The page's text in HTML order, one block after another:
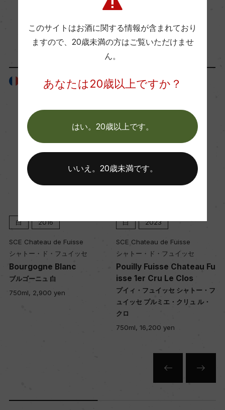
醗酵：オーク樽 主醗酵後、オーク樽にてマロラク
熟成：オーク樽熟成 9カ月(仏産、228L、新樽比率
80%)
年間生産量
15000
栽培面積
平均収量
40hl/ha
「生産者」が同じ商品
フランス
白 2016
SCE Chateau de Fuisse
シャトー・ド・フュイッセ
Bourgogne Blanc
ブルゴーニュ 白
750ml, 2,900 yen
フランス
白 2023
SCE Chateau de Fuisse
シャトー・ド・フュイッセ
Pouilly Fuisse Chateau Fu
isse 1er Cru Le Clos
プイィ・フュイッセ シャトー・フ
ュイッセ プルミエ・クリュ ル・
クロ
750ml, 16,200 yen
このサイトはお酒に関する情報が含まれており
ますので、 20歳未満の方はご覧いただけませ
ん。
あなたは20歳以上ですか？
はい。20歳以上です。
いいえ。20歳未満です。